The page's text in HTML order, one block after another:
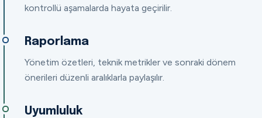
kontrollü aşamalarda hayata geçirilir.
Raporlama
Yönetim özetleri, teknik metrikler ve sonraki dönem
önerileri düzenli aralıklarla paylaşılır.
Uyumluluk